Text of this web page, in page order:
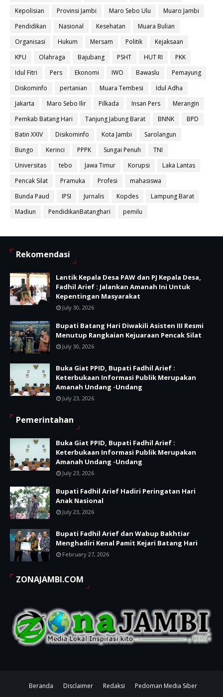
Kepolisian
Provinsi Jambi Maro Sebo Ulu
Muaro Jambi
Pendidikan
Nasional Kesehatan
Muara Bulian
Organisasi
Hukum Mersam Politik
Kejaksaan
KPU
Olahraga Bajubang PSHT HUT RI
PKK
Idul Fitri
Pers Ekonomi IWO Bawaslu
Pemayung
Diskominfo
pertanian Muara Tembesi
Idul Adha
Jakarta
Maro Sebo Ilir Pilkada Insan Pers
Merangin
Pemkab Batang Hari
Tanjung Jabung Barat BNNK
BPD
Batin XXIV
Disikominfo Kota Jambi
Sarolangun
Bungo
Kerinci PPPK Sungai Penuh
TNI
Universitas
tebo Jawa Timur Korupsi
Laka Lantas
Pencak Silat
Pramuka Profesi
mahasiswa
Bunda Paud
IPSI Jurnalis Kopdes
Lampung Barat
Madiun
PendidikanBatanghari pemilu
Rekomendasi
Lantik Kepala Desa PAW dan PJ Kepala Desa,
Fadhil Arief : Jalankan Amanah Ini Untuk
Kepentingan Masyarakat
July 30, 2026
Bupati Batang Hari Diwakili Asisten III Resmi
Menutup Rangkaian Kejuaraan Pencak Silat
July 30, 2026
Buka Giat PPID, Bupati Fadhil Arief :
Keterbukaan Informasi Publik Merupakan
Amanah Undang -Undang
July 23, 2026
Pemerintahan
Buka Giat PPID, Bupati Fadhil Arief :
Keterbukaan Informasi Publik Merupakan
Amanah Undang -Undang
July 23, 2026
Bupati Fadhil Arief Hadiri Peringatan Hari
Anak Nasional
July 23, 2026
Bupati Fadhil Arief dan Wabup Bakhtiar
Menghadiri Kenal Pamit Kejari Batang Hari
February 27, 2026
ZONAJAMBI.COM
Beranda Disclaimer Redaksi Pedoman Media Siber